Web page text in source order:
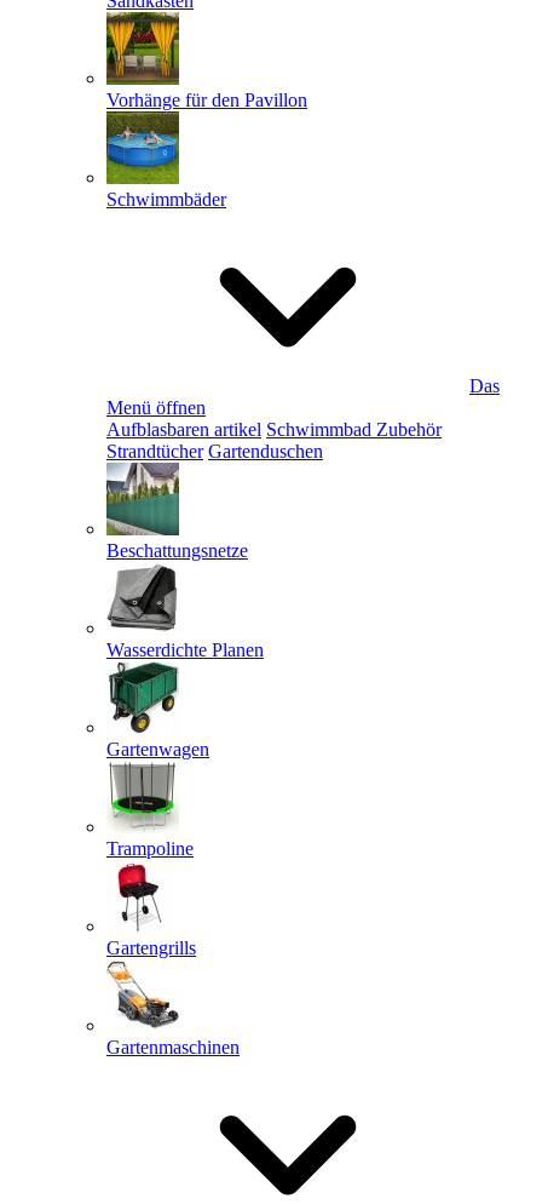
Vorhänge für den Pavillon
Schwimmbäder
Das
Menü öffnen
Aufblasbaren artikel Schwimmbad Zubehör
Strandtücher Gartenduschen
Beschattungsnetze
Wasserdichte Planen
Gartenwagen
Trampoline
Gartengrills
Gartenmaschinen